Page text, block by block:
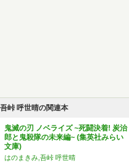
峠 呼世晴の関連本
鬼滅の刃 ノベライズ ~死闘決着! 炭治
郎と鬼殺隊の未来編~ (集英社みらい
文庫)
はのまきみ,吾峠 呼世晴